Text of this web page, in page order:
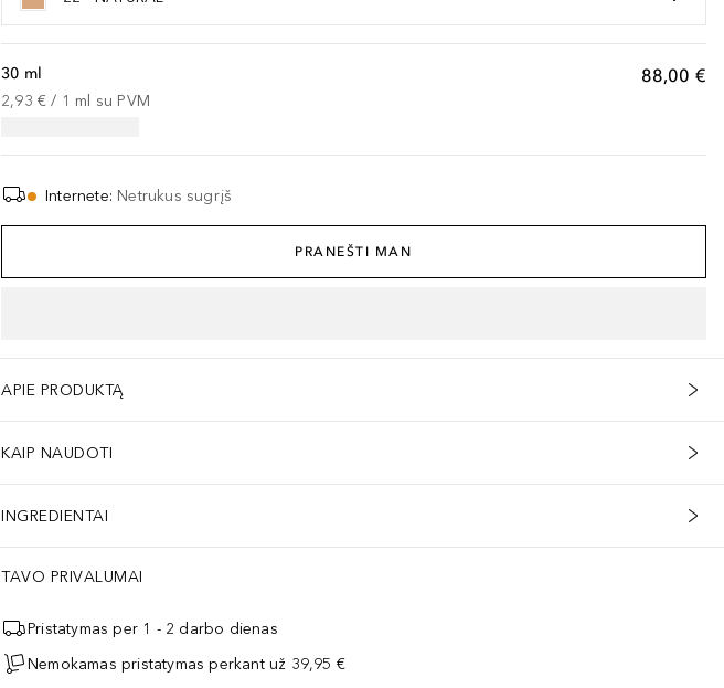
88,00 €
30 ml
2,93 € / 1 ml su PVM
Internete: Netrukus sugrįš
PRANEŠTI MAN
APIE PRODUKTĄ
KAIP NAUDOTI
INGREDIENTAI
TAVO PRIVALUMAI
Pristatymas per 1 - 2 darbo dienas
Nemokamas pristatymas perkant už 39,95 €